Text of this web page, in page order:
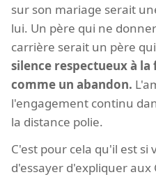
sur son mariage serait
lui. Un père qui ne
carrière serait un père
silence respectueux à
comme un abandon.
l'engagement continu
la distance polie.
C'est pour cela qu'il est
d'essayer d'expliquer